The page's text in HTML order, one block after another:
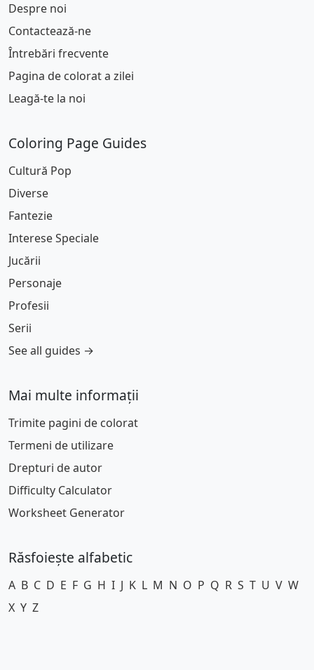
Despre noi
Contactează-ne
Întrebări frecvente
Pagina de colorat a zilei
Leagă-te la noi
Coloring Page Guides
Cultură Pop
Diverse
Fantezie
Interese Speciale
Jucării
Personaje
Profesii
Serii
See all guides →
Mai multe informații
Trimite pagini de colorat
Termeni de utilizare
Drepturi de autor
Difficulty Calculator
Worksheet Generator
Răsfoiește alfabetic
A B C D E F G H I J K L M N O P Q R S T U V W
X Y Z